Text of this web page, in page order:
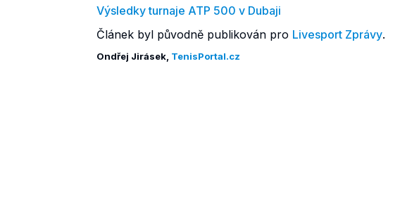
Výsledky turnaje ATP 500 v Dubaji
Článek byl původně publikován pro Livesport Zprávy.
Ondřej Jirásek, TenisPortal.cz